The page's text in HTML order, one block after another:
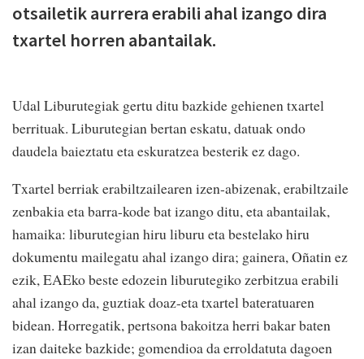
otsailetik aurrera erabili ahal izango dira
txartel horren abantailak.
Udal Liburutegiak gertu ditu bazkide gehienen txartel
berrituak. Liburutegian bertan eskatu, datuak ondo
daudela baieztatu eta eskuratzea besterik ez dago.
Txartel berriak erabiltzailearen izen-abizenak, erabiltzaile
zenbakia eta barra-kode bat izango ditu, eta abantailak,
hamaika: liburutegian hiru liburu eta bestelako hiru
dokumentu mailegatu ahal izango dira; gainera, Oñatin ez
ezik, EAEko beste edozein liburutegiko zerbitzua erabili
ahal izango da, guztiak doaz-eta txartel bateratuaren
bidean. Horregatik, pertsona bakoitza herri bakar baten
izan daiteke bazkide; gomendioa da erroldatuta dagoen